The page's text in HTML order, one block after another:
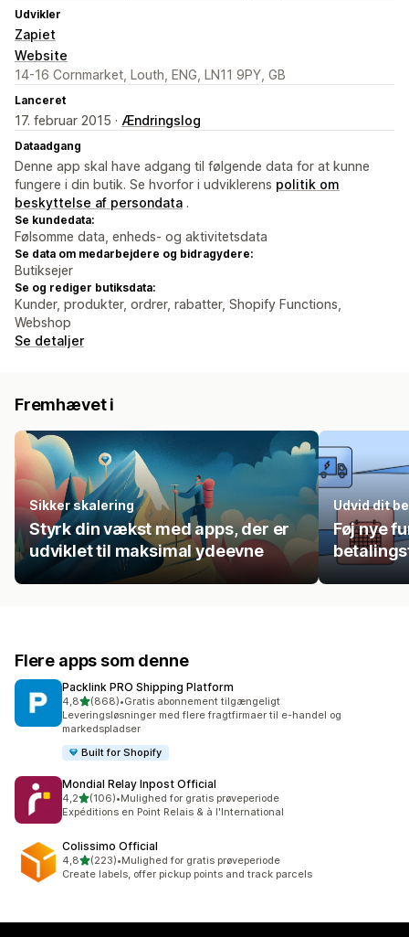
Udvikler
Zapiet
Website
14-16 Cornmarket, Louth, ENG, LN11 9PY, GB
Lanceret
17. februar 2015 · Ændringslog
Dataadgang
Denne app skal have adgang til følgende data for at kunne
fungere i din butik. Se hvorfor i udviklerens politik om
beskyttelse af persondata .
Se kundedata:
Følsomme data, enheds- og aktivitetsdata
Se data om medarbejdere og bidragydere:
Butiksejer
Se og rediger butiksdata:
Kunder, produkter, ordrer, rabatter, Shopify Functions,
Webshop
Se detaljer
Fremhævet i
Sikker skalering
Styrk din vækst med apps, der er
udviklet til maksimal ydeevne
Udvid dit
Føj nye
Flere apps som denne
Packlink PRO Shipping Platform
4,8ud af 5 stjerner
(868)
868 anmeldelser i alt
•Gratis abonnement tilgængeligt
Leveringsløsninger med flere fragtfirmaer til e-handel og
markedspladser
Built for Shopify
Mondial Relay Inpost Official
4,2ud af 5 stjerner
(106)
106 anmeldelser i alt
•Mulighed for gratis prøveperiode
Expéditions en Point Relais & à l'International
Colissimo Official
4,8ud af 5 stjerner
(223)
223 anmeldelser i alt
•Mulighed for gratis prøveperiode
Create labels, offer pickup points and track parcels